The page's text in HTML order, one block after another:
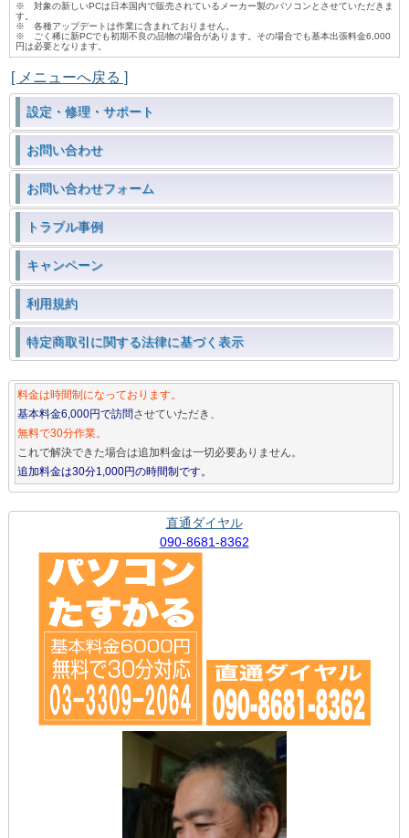
※ 対象の新しいPCは日本国内で販売されているメーカー製のパソコンとさせていただきま
す。
※ 各種アップデートは作業に含まれておりません。
※ ごく稀に新PCでも初期不良の品物の場合があります。その場合でも基本出張料金6,000
円は必要となります。
[ メニューへ戻る ]
設定・修理・サポート
お問い合わせ
お問い合わせフォーム
トラブル事例
キャンペーン
利用規約
特定商取引に関する法律に基づく表示
料金は時間制になっております。
基本料金6,000円で訪問させていただき、
無料で30分作業。
これで解決できた場合は追加料金は一切必要ありません。
追加料金は30分1,000円の時間制です。
直通ダイヤル
090-8681-8362